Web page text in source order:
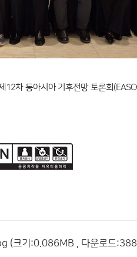
차 동아시아 기후전망 토론회
(크기:0.086MB , 다운로드